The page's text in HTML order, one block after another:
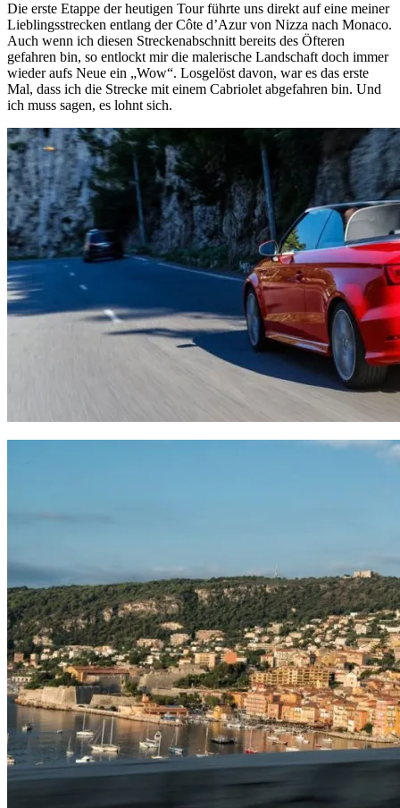
Die erste Etappe der heutigen Tour führte uns direkt auf eine meiner
Lieblingsstrecken entlang der Côte d’Azur von Nizza nach Monaco.
Auch wenn ich diesen Streckenabschnitt bereits des Öfteren
gefahren bin, so entlockt mir die malerische Landschaft doch immer
wieder aufs Neue ein „Wow“. Losgelöst davon, war es das erste
Mal, dass ich die Strecke mit einem Cabriolet abgefahren bin. Und
ich muss sagen, es lohnt sich.